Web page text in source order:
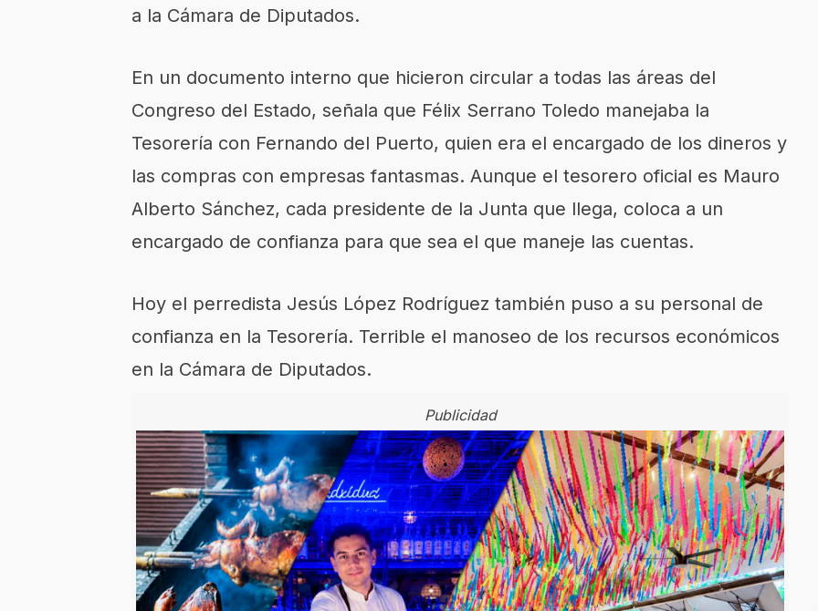
a la Cámara de Diputados.
En un documento interno que hicieron circular a todas las áreas del
Congreso del Estado, señala que Félix Serrano Toledo manejaba la
Tesorería con Fernando del Puerto, quien era el encargado de los dineros y
las compras con empresas fantasmas. Aunque el tesorero oficial es Mauro
Alberto Sánchez, cada presidente de la Junta que llega, coloca a un
encargado de confianza para que sea el que maneje las cuentas.
Hoy el perredista Jesús López Rodríguez también puso a su personal de
confianza en la Tesorería. Terrible el manoseo de los recursos económicos
en la Cámara de Diputados.
Publicidad